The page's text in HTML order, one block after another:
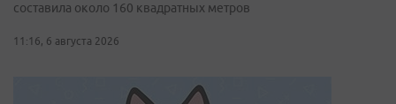
составила около 160 квадратных метров
11:16, 6 августа 2026